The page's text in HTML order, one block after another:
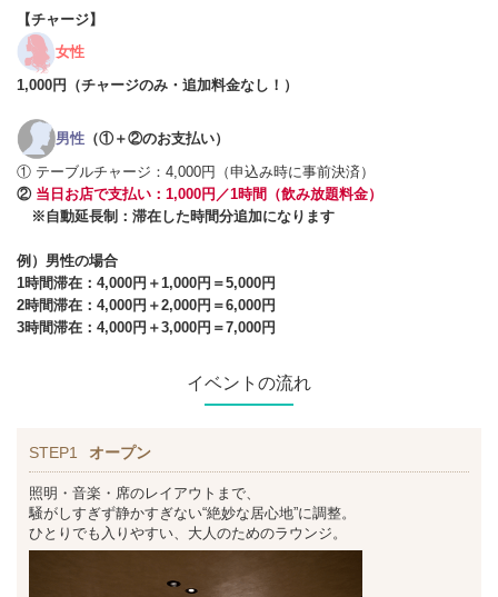
【チャージ】
女性
1,000円（チャージのみ・追加料金なし！ ）
男性 （①＋②のお支払い）
① テーブルチャージ：4,000円（申込み時に事前決済）
② 当日お店で支払い：1,000円／1時間（飲み放題料金）
※自動延長制：滞在した時間分追加になります
例）男性の場合
1時間滞在：4,000円＋1,000円＝5,000円
2時間滞在：4,000円＋2,000円＝6,000円
3時間滞在：4,000円＋3,000円＝7,000円
イベントの流れ
STEP1 オープン
照明・音楽・席のレイアウトまで、
騒がしすぎず静かすぎない“絶妙な居心地”に調整。
ひとりでも入りやすい、大人のためのラウンジ。